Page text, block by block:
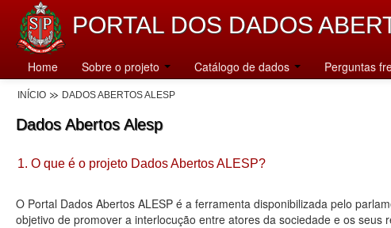
PORTAL DOS DADOS
Home Sobre o projeto Catálogo de dados Perguntas
INÍCIO DADOS ABERTOS ALESP
Dados Abertos Alesp
1. O que é o projeto Dados Abertos ALESP?
O Portal Dados Abertos ALESP é a ferramenta disponibilizada pelo
objetivo de promover a interlocução entre atores da sociedade e os